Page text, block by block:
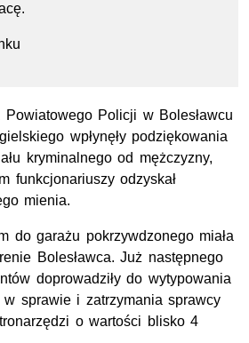
Policji w Bolesławcu
wpłynęły podziękowania
kryminalnego od mężczyzny,
funkcjonariuszy odzyskał
mienia.
do garażu pokrzywdzonego miała
Bolesławca. Już następnego
doprowadziły do wytypowania
sprawie i zatrzymania sprawcy
o wartości blisko 4